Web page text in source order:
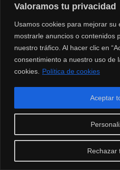
Valoramos tu privacidad
Usamos cookies para mejorar su
mostrarle anuncios o contenidos
nuestro tráfico. Al hacer clic en
consentimiento a nuestro uso de
cookies.
Política de cookies
Rechazar
Aceptar
AM
Acompañamiento de
Acompañamiento
clientes de Servicios
cuando el servicio opera